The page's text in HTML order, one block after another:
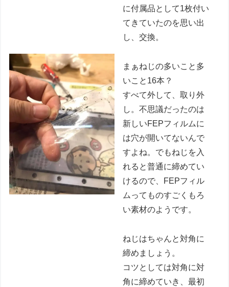
に付属品として1枚付い
てきていたのを思い出
し、交換。
まぁねじの多いこと多
いこと16本？
すべて外して、取り外
し。不思議だったのは
新しいFEPフィルムに
は穴が開いてないんで
すよね。でもねじを入
れると普通に締めてい
けるので、FEPフィル
ムってものすごくもろ
い素材のようです。
ねじはちゃんと対角に
締めましょう。
コツとしては対角に対
角に締めていき、最初